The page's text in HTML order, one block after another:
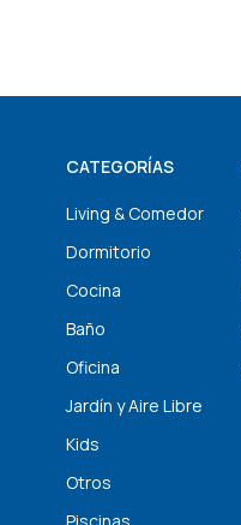
CATEGORÍAS
Living & Comedor
Dormitorio
Cocina
Baño
Oficina
Jardín y Aire Libre
Kids
Otros